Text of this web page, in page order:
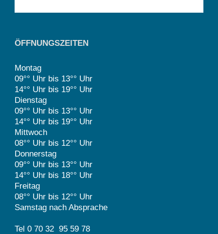
ÖFFNUNGSZEITEN
Montag
09°° Uhr bis 13°° Uhr
14°° Uhr bis 19°° Uhr
Dienstag
09°° Uhr bis 13°° Uhr
14°° Uhr bis 19°° Uhr
Mittwoch
08°° Uhr bis 12°° Uhr
Donnerstag
09°° Uhr bis 13°° Uhr
14°° Uhr bis 18°° Uhr
Freitag
08°° Uhr bis 12°° Uhr
Samstag nach Absprache
Tel 0 70 32 95 59 78